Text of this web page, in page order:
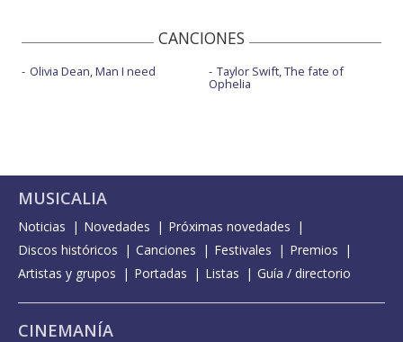
CANCIONES
Olivia Dean, Man I need Taylor Swift, The fate of
Ophelia
MUSICALIA
Noticias Novedades
Próximas novedades
Discos históricos
Canciones Festivales
Premios
Artistas y grupos
Portadas Listas Guía / directorio
CINEMANÍA